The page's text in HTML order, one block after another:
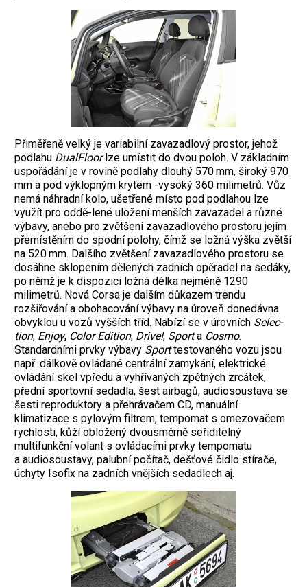
Přiměřeně velký je variabilní zavazadlový prostor, jehož
podlahu DualFloorlze umístit do dvou poloh. V základním
uspořádání je v rovině podlahy dlouhý 570 mm, široký 970
mm a pod výklopným krytem -vysoký 360 milimetrů. Vůz
nemá náhradní kolo, ušetřené místo pod podlahou lze
využít pro oddě-lené uložení menších zavazadel a různé
výbavy, anebo pro zvětšení zavazadlového prostoru jejím
přemístěním do spodní polohy, čímž se ložná výška zvětší
na 520 mm. Dalšího zvětšení zavazadlového prostoru se
dosáhne sklopením dělených zadních opěradel na sedáky,
po němž je k dispozici ložná délka nejméně 1290
milimetrů. Nová Corsa je dalším důkazem trendu
rozšiřování a obohacování výbavy na úroveň donedávna
obvyklou u vozů vyšších tříd. Nabízí se v úrovních Selec-
tion, Enjoy, Color Edition, Drive!, Sporta Cosmo.
Standardními prvky výbavy Sporttestovaného vozu jsou
např. dálkově ovládané centrální zamykání, elektrické
ovládání skel vpředu a vyhřívaných zpětných zrcátek,
přední sportovní sedadla, šest airbagů, audiosoustava se
šesti reproduktory a přehrávačem CD, manuální
klimatizace s pylovým filtrem, tempomat s omezovačem
rychlosti, kůží obložený dvousměrně seřiditelný
multifunkční volant s ovládacími prvky tempomatu
a audiosoustavy, palubní počítač, dešťové čidlo stírače,
úchyty Isofix na zadních vnějších sedadlech aj.